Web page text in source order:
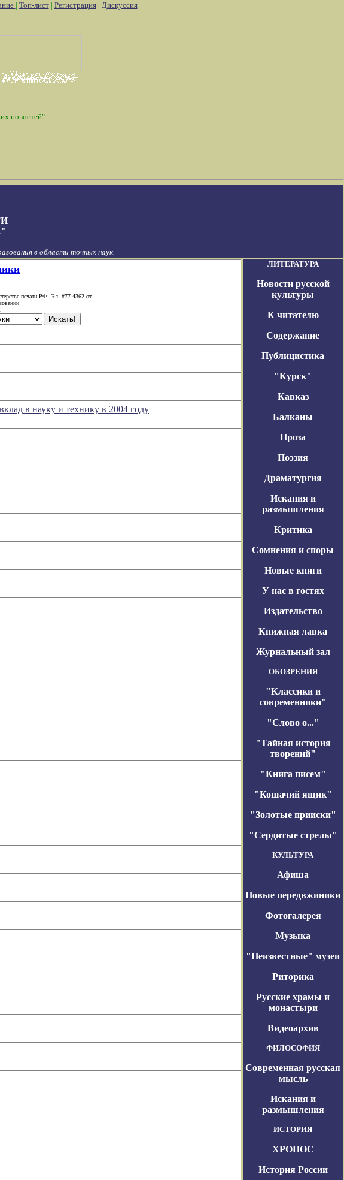
| Топ-лист| Регистрация| Дискуссия
новостей"
в области точных наук.
печати РФ: Эл. #77-4362 от
в науку и технику в 2004 году
ЛИТЕРАТУРА
Новости русской
культуры
К читателю
Содержание
Публицистика
"Курск"
Кавказ
Балканы
Проза
Поэзия
Драматургия
Искания и
размышления
Критика
Сомнения и споры
Новые книги
У нас в гостях
Издательство
Книжная лавка
Журнальный зал
ОБОЗРЕНИЯ
"Классики и
современники"
"Слово о..."
"Тайная история
творений"
"Книга писем"
"Кошачий ящик"
"Золотые прииски"
"Сердитые стрелы"
КУЛЬТУРА
Афиша
Новые передвжиники
Фотогалерея
Музыка
"Неизвестные" музеи
Риторика
Русские храмы и
монастыри
Видеоархив
ФИЛОСОФИЯ
Современная русская
мысль
Искания и
размышления
ИСТОРИЯ
ХРОНОС
История России